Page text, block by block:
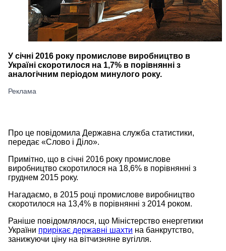
У січні 2016 року промислове виробництво в
Україні скоротилося на 1,7% в порівнянні з
аналогічним періодом минулого року.
Про це повідомила Державна служба статистики,
передає «Слово і Діло».
Примітно, що в січні 2016 року промислове
виробництво скоротилося на 18,6% в порівнянні з
груднем 2015 року.
Нагадаємо, в 2015 році промислове виробництво
скоротилося на 13,4% в порівнянні з 2014 роком.
Раніше повідомлялося, що Міністерство енергетики
України прирікає державні шахти на банкрутство,
занижуючи ціну на вітчизняне вугілля.